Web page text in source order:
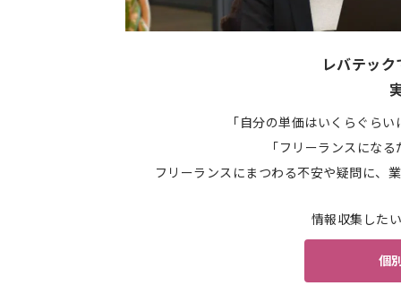
レバテッ
「自分の単価はいくらぐら
「フリーランスにな
フリーランスにまつわる不安や疑問に、
情報収集した
個